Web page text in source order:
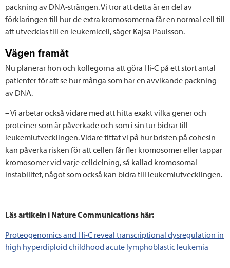
packning av DNA-strängen. Vi tror att detta är en del av
förklaringen till hur de extra kromosomerna får en normal cell till
att utvecklas till en leukemicell, säger Kajsa Paulsson.
Vägen framåt
Nu planerar hon och kollegorna att göra Hi-C på ett stort antal
patienter för att se hur många som har en avvikande packning
av DNA.
– Vi arbetar också vidare med att hitta exakt vilka gener och
proteiner som är påverkade och som i sin tur bidrar till
leukemiutvecklingen. Vidare tittat vi på hur bristen på cohesin
kan påverka risken för att cellen får fler kromosomer eller tappar
kromosomer vid varje celldelning, så kallad kromosomal
instabilitet, något som också kan bidra till leukemiutvecklingen.
Läs artikeln i Nature Communications här:
Proteogenomics and Hi-C reveal transcriptional dysregulation in
high hyperdiploid childhood acute lymphoblastic leukemia